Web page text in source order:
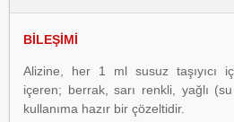
BİLEŞİMİ
Alizine, her 1 ml susuz taşıyıcı
içeren; berrak, sarı renkli, yağlı
kullanıma hazır bir çözeltidir.